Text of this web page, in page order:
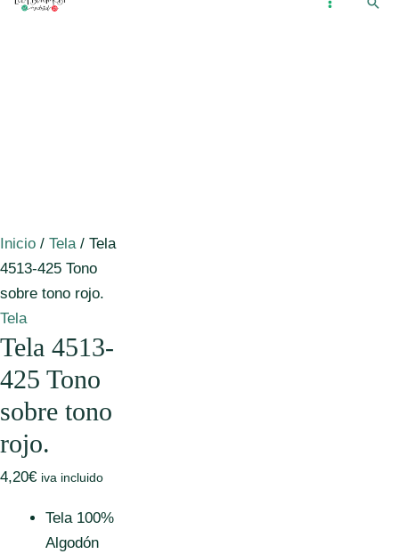
Ir
Inicio / Tela/ Tela
4513-425 Tono
sobre tono rojo.
Tela
Tela 4513-
425 Tono
sobre tono
rojo.
4,20€ iva incluido
Tela 100%
Algodón